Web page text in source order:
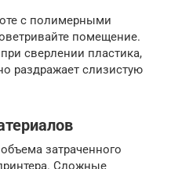
с полимерными
помещение.
сверлении пластика,
раздражает слизистую
затраченного
Сложные